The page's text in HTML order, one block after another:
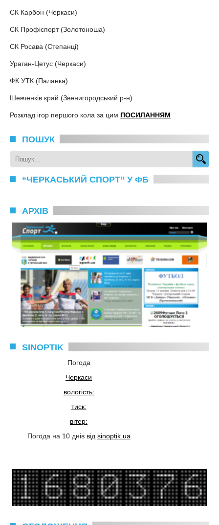
СК Карбон (Черкаси)
СК Профіспорт (Золотоноша)
СК Росава (Степанці)
Ураган-Цетус (Черкаси)
ФК УТК (Паланка)
Шевченків край (Звенигородський р-н)
Розклад ігор першого кола за цим ПОСИЛАННЯМ
ПОШУК
“ЧЕРКАСЬКИЙ СПОРТ” У ФБ
АРХІВ
SINOPTIK
Погода
Черкаси
вологість:
тиск:
вітер:
Погода на 10 днів від sinoptik.ua